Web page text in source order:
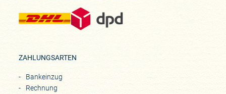
ZAHLUNGSARTEN
Bankeinzug
Rechnung